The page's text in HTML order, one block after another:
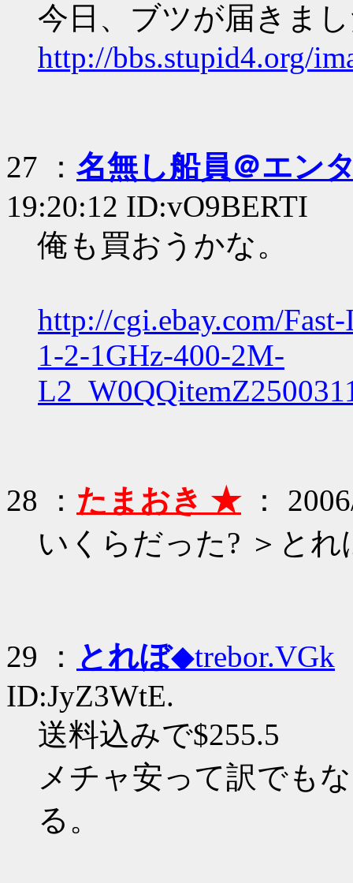
今日、ブツが届きま
http://bbs.stupid4.org/
27 ： 名無し船員＠エン
19:20:12 ID:vO9BERTI
俺も買おうかな。
http://cgi.ebay.com/
1-2-1GHz-400-2M-
28 ： たまおき ★：
いくらだった? ＞とれ
29 ： とれぼ◆trebor.VGk
ID:JyZ3WtE.
送料込みで$255.5
メチャ安って訳でも
る。